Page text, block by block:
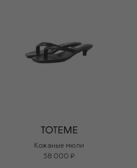
Кожаные мюли
58 000 ₽